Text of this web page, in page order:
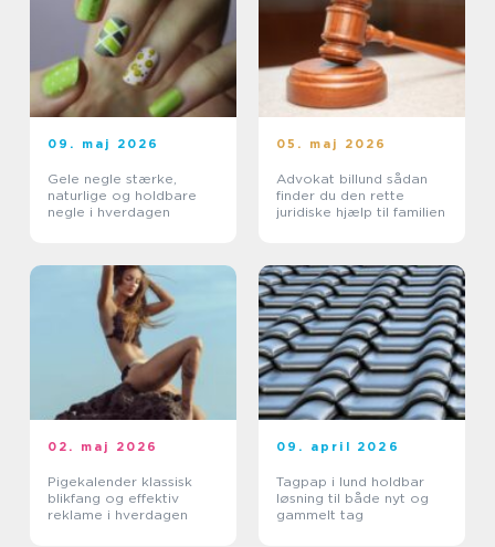
09. maj 2026
Gele negle stærke,
naturlige og holdbare
negle i hverdagen
05. maj 2026
Advokat billund sådan
finder du den rette
juridiske hjælp til familien
02. maj 2026
Pigekalender klassisk
blikfang og effektiv
reklame i hverdagen
09. april 2026
Tagpap i lund holdbar
løsning til både nyt og
gammelt tag